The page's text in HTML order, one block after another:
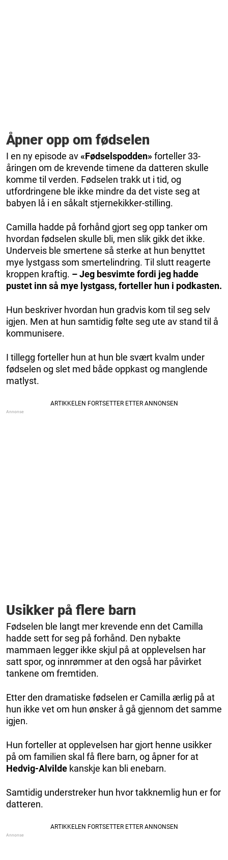
Åpner opp om fødselen
I en ny episode av«Fødselspodden»forteller 33-
åringen om de krevende timene da datteren skulle
komme til verden. Fødselen trakk ut i tid, og
utfordringene ble ikke mindre da det viste seg at
babyen lå i en såkalt stjernekikker-stilling.
Camilla hadde på forhånd gjort seg opp tanker om
hvordan fødselen skulle bli, men slik gikk det ikke.
Underveis ble smertene så sterke at hun benyttet
mye lystgass som smertelindring. Til slutt reagerte
kroppen kraftig. – Jeg besvimte fordi jeg hadde
pustet inn så mye lystgass, forteller hun i podkasten.
Hun beskriver hvordan hun gradvis kom til seg selv
igjen. Men at hun samtidig følte seg ute av stand til å
kommunisere.
I tillegg forteller hun at hun ble svært kvalm under
fødselen og slet med både oppkast og manglende
matlyst.
Usikker på flere barn
Fødselen ble langt mer krevende enn det Camilla
hadde sett for seg på forhånd. Den nybakte
mammaen legger ikke skjul på at opplevelsen har
satt spor, og innrømmer at den også har påvirket
tankene om fremtiden.
Etter den dramatiske fødselen er Camilla ærlig på at
hun ikke vet om hun ønsker å gå gjennom det samme
igjen.
Hun forteller at opplevelsen har gjort henne usikker
på om familien skal få flere barn, og åpner for at
Hedvig-Alvilde kanskje kan bli enebarn.
Samtidig understreker hun hvor takknemlig hun er for
datteren.